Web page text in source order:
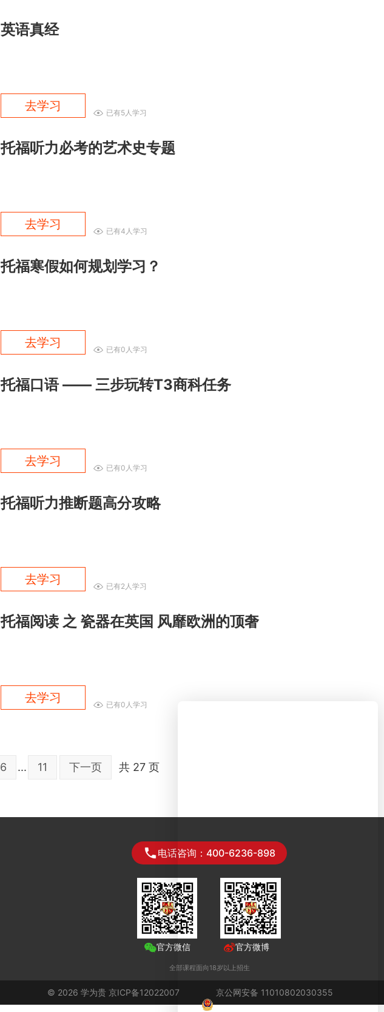
英语真经
去学习 已有5人学习
托福听力必考的艺术史专题
去学习 已有4人学习
托福寒假如何规划学习？
去学习 已有0人学习
托福口语 —— 三步玩转T3商科任务
去学习 已有0人学习
托福听力推断题高分攻略
去学习 已有2人学习
托福阅读 之 瓷器在英国 风靡欧洲的顶奢
去学习 已有0人学习
6 ... 11 下一页 共 27 页
电话咨询：400-6236-898
官方微信 官方微博
全部课程面向18岁以上招生
© 2026 学为贵 京ICP备12022007 京公网安备 11010802030355